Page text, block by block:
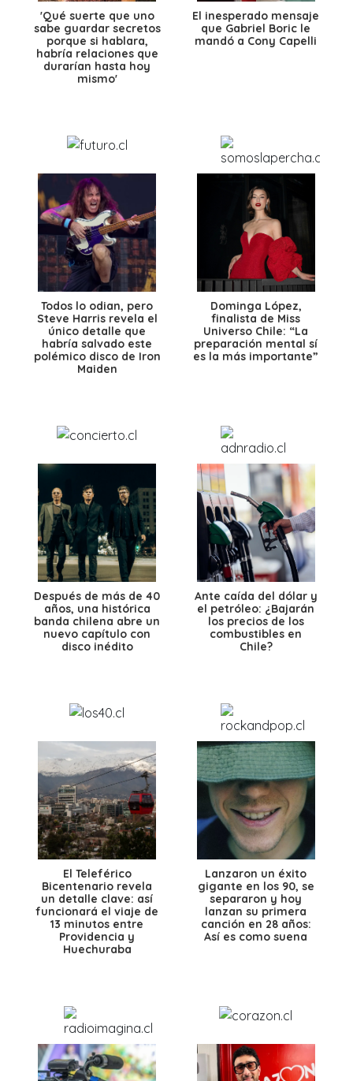
'Qué suerte que uno
sabe guardar secretos
porque si hablara,
habría relaciones que
durarían hasta hoy
mismo'
El inesperado mensaje
que Gabriel Boric le
mandó a Cony Capelli
Todos lo odian, pero
Steve Harris revela el
único detalle que
habría salvado este
polémico disco de Iron
Maiden
Dominga López,
finalista de Miss
Universo Chile: “La
preparación mental sí
es la más importante”
Después de más de 40
años, una histórica
banda chilena abre un
nuevo capítulo con
disco inédito
Ante caída del dólar y
el petróleo: ¿Bajarán
los precios de los
combustibles en
Chile?
El Teleférico
Bicentenario revela
un detalle clave: así
funcionará el viaje de
13 minutos entre
Providencia y
Huechuraba
Lanzaron un éxito
gigante en los 90, se
separaron y hoy
lanzan su primera
canción en 28 años:
Así es como suena